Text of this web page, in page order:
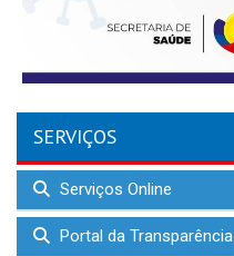
SERVIÇOS
Serviços Online
Portal da Transparência